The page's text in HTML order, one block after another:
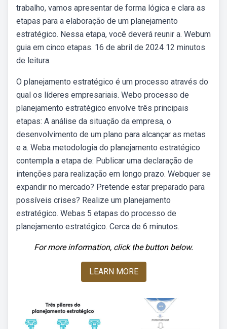
trabalho, vamos apresentar de forma lógica e clara as
etapas para a elaboração de um planejamento
estratégico. Nessa etapa, você deverá reunir a. Webum
guia em cinco etapas. 16 de abril de 2024 12 minutos
de leitura.
O planejamento estratégico é um processo através do
qual os líderes empresariais. Webo processo de
planejamento estratégico envolve três principais
etapas: A análise da situação da empresa, o
desenvolvimento de um plano para alcançar as metas
e a. Weba metodologia do planejamento estratégico
contempla a etapa de: Publicar uma declaração de
intenções para realização em longo prazo. Webquer se
expandir no mercado? Pretende estar preparado para
possíveis crises? Realize um planejamento
estratégico. Webas 5 etapas do processo de
planejamento estratégico. Cerca de 6 minutos.
For more information, click the button below.
LEARN MORE